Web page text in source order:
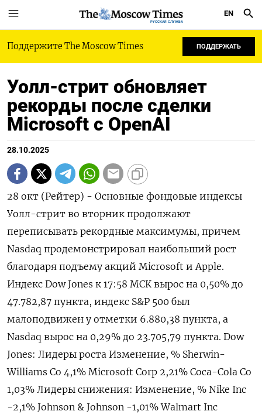
РУССКАЯ СЛУЖБА
EN
Поддержите The Moscow Times ПОДДЕРЖАТЬ
Уолл-стрит обновляет
рекорды после сделки
Microsoft с OpenAI
28.10.2025
28 окт (Рейтер) - Основные фондовые индексы
Уолл-стрит во вторник продолжают
переписывать рекордные максимумы, причем
Nasdaq продемонстрировал наибольший рост
благодаря подъему акций Microsoft и Apple.
Индекс Dow Jones к 17:58 МСК вырос на 0,50% до
47.782,87 пункта, индекс S&P 500 был
малоподвижен у отметки 6.880,38​ пункта, а
Nasdaq вырос на 0,29% до 23.705,79 пункта. Dow
Jones: Лидеры роста Изменение, % Sherwin-
Williams Co 4,1% Microsoft Corp 2,21% Coca-Cola Co
1,03% Лидеры снижения: Изменение, % Nike Inc
-2,1% Johnson & Johnson -1,01% Walmart Inc